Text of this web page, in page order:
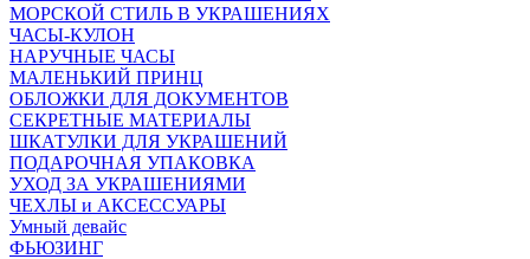
МОРСКОЙ СТИЛЬ В УКРАШЕНИЯХ
ЧАСЫ-КУЛОН
НАРУЧНЫЕ ЧАСЫ
МАЛЕНЬКИЙ ПРИНЦ
ОБЛОЖКИ ДЛЯ ДОКУМЕНТОВ
СЕКРЕТНЫЕ МАТЕРИАЛЫ
ШКАТУЛКИ ДЛЯ УКРАШЕНИЙ
ПОДАРОЧНАЯ УПАКОВКА
УХОД ЗА УКРАШЕНИЯМИ
ЧEХЛЫ и АКСЕССУАРЫ
Умный девайс
ФЬЮЗИНГ